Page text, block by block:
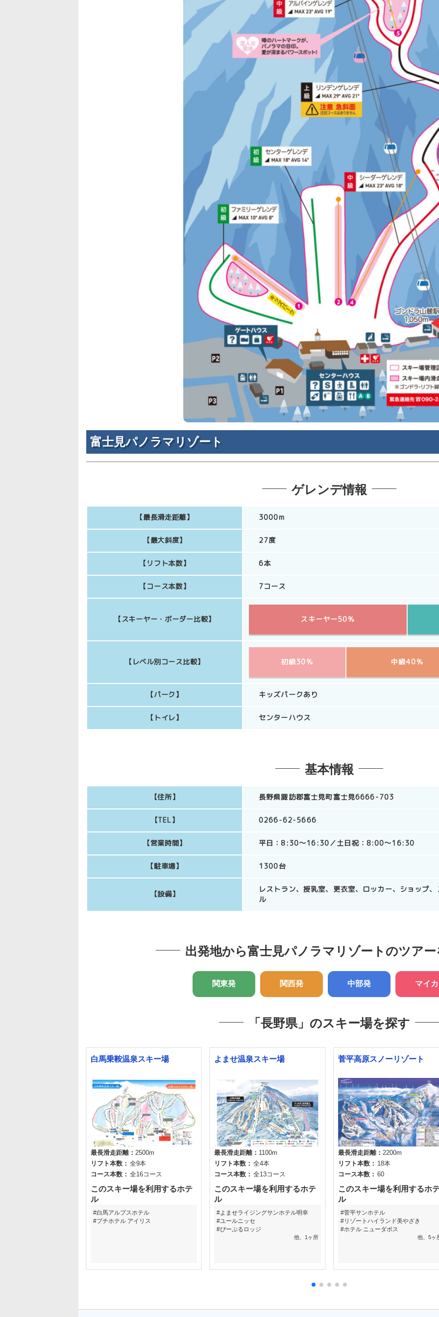
富士見パノラマリゾート
ゲレンデ情報
【最長滑走距離】 3000m
【最大斜度】 27度
【リフト本数】 6本
【コース本数】 7コース
【スキーヤー・ボーダー比較】 スキーヤー50％
【レベル別コース比較】 初級30％ 中級40％
【パーク】 キッズパークあり
【トイレ】 センターハウス
基本情報
【住所】 長野県諏訪郡富士見町富士見6666-703
【TEL】 0266-62-5666
【営業時間】 平日：8:30～16:30／土日祝：8:00～16:30
【駐車場】 1300台
【設備】
レストラン、授乳室、更衣室、ロッカー、ショップ
ル
出発地から富士見パノラマリゾートのツアー
関東発 関西発 中部発 マイ
「長野県」のスキー場を探す
白馬乗鞍温泉スキー場
最長滑走距離
2500m
リフト本数
全9本
コース本数
全16コース
このスキー場を利用するホテ
ル
白馬アルプスホテル
プチホテル アイリス
よませ温泉スキー場
最長滑走距離
1100m
リフト本数
全4本
コース本数
全13コース
このスキー場を利用するホテ
ル
よませライジングサンホテル明幸
ユールニッセ
ぴーぷるロッジ
他、1ヶ所
菅平高原スノーリゾート
最長滑走距離
2200m
リフト本数
18本
コース本数
60
このスキー場を利用するホ
ル
菅平サンホテル
リゾートハイランド美やざき
ホテル ニューダボス
他、5ヶ